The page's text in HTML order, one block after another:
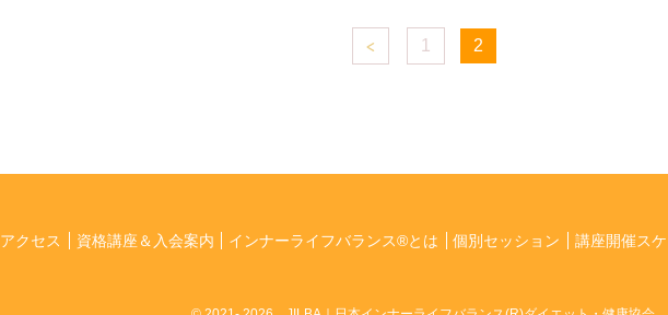
1 2
アクセス 資格講座＆入会案内 インナーライフバランス®とは 個別セッション 講座開催ス